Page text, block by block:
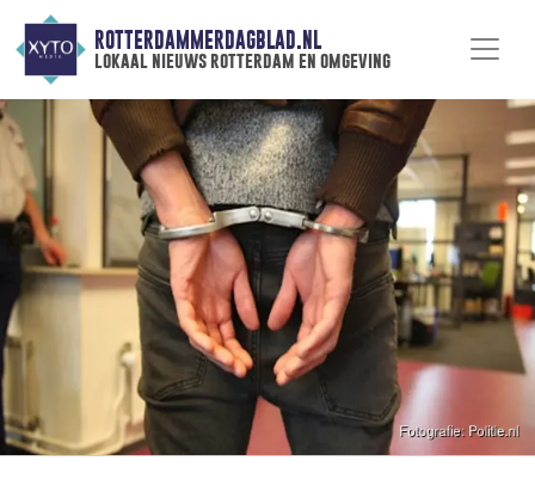
ROTTERDAMMERDAGBLAD.NL
lokaal nieuws rotterdam en omgeving